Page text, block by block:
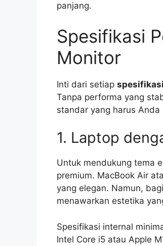
panjang.
Spesifikasi
Monitor
Inti dari setiap
Tanpa performa yang
standar yang harus
1. Laptop
Untuk mendukung tema
premium. MacBook Air
yang elegan. Namun,
menawarkan estetika
Spesifikasi internal
Intel Core i5 atau Apple